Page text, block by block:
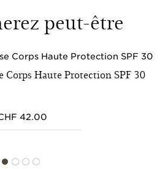
peut-être
Corps Haute Protection SPF 30
42.00